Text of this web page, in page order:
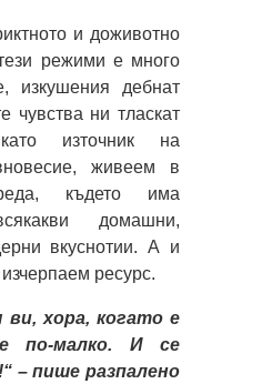
и доживотно
режими е много
изкушения дебнат
чувства ни тласкат
източник на
живеем в
където има
домашни,
вкуснотии. А и
ресурс.
ви, хора, когато е
по-малко. И се
– пише разпалено